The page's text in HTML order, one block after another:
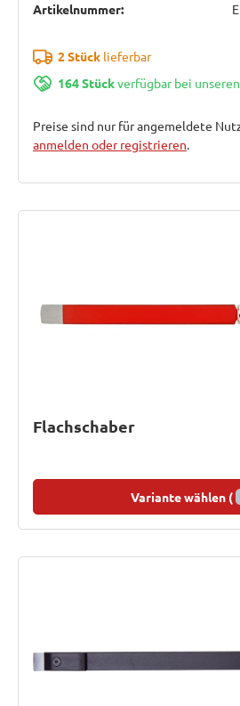
Artikelnummer:
2 Stücklieferbar
164 Stückverfügbar bei
Preise sind nur für angemeldete
anmelden oder registrieren.
Flachschaber
Variante wählen (